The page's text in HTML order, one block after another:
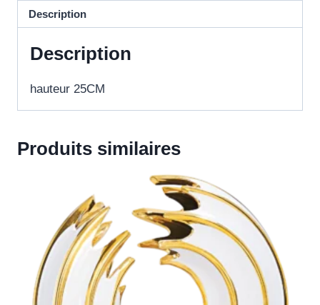
Description
Description
hauteur 25CM
Produits similaires